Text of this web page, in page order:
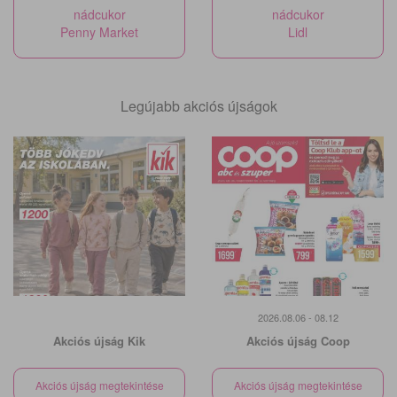
nádcukor
Penny Market
nádcukor
Lidl
Legújabb akciós újságok
Akciós újság Kik
Akciós újság megtekintése
2026.08.06 - 08.12
Akciós újság Coop
Akciós újság megtekintése